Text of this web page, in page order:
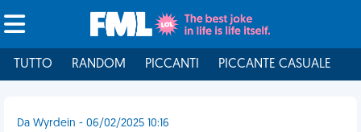
TUTTO RANDOM PICCANTI PICCANTE CASUALE
Da Wyrdein - 06/02/2025 10:16